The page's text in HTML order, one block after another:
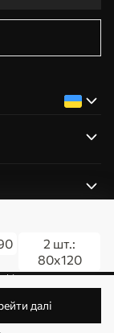
2 шт.:
80x120
далі
.
Власник: